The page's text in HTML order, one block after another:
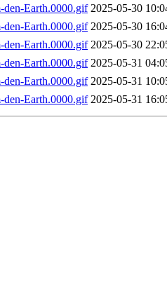
den-Earth.0000.gif 2025-05-30
den-Earth.0000.gif 2025-05-30
den-Earth.0000.gif 2025-05-30
den-Earth.0000.gif 2025-05-31
den-Earth.0000.gif 2025-05-31
den-Earth.0000.gif 2025-05-31